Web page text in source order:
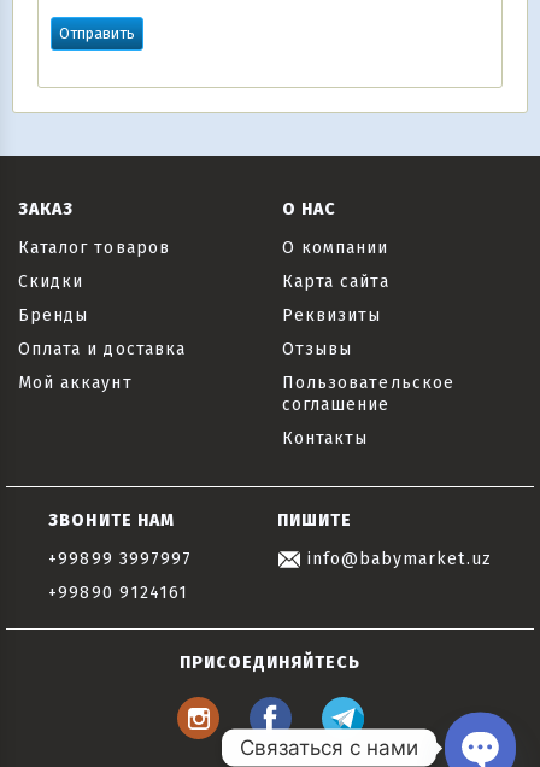
ЗАКАЗ
Каталог товаров
Скидки
Бренды
Оплата и доставка
Мой аккаунт
О НАС
О компании
Карта сайта
Реквизиты
Отзывы
Пользовательское
соглашение
Контакты
ЗВОНИТЕ НАМ
+99899 3997997
+99890 9124161
ПИШИТЕ
info@babymarket.uz
ПРИСОЕДИНЯЙТЕСЬ
Связаться с нами